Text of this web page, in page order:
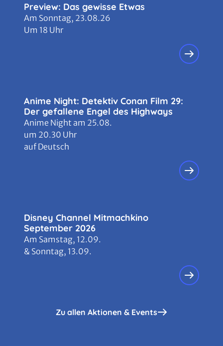
Preview: Das gewisse Etwas
Am Sonntag, 23.08.26
Um 18 Uhr
Anime Night: Detektiv Conan Film 29:
Der gefallene Engel des Highways
Anime Night am 25.08.
um 20.30 Uhr
auf Deutsch
Disney Channel Mitmachkino
September 2026
Am Samstag, 12.09.
& Sonntag, 13.09.
Zu allen Aktionen & Events